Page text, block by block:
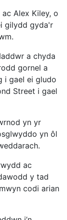
Alex Kiley, o
gilydd gyda'r
a chyda
gornel a
i gael ei gludo
Street i gael
yn yr
yn ôl
ac
y tad
codi arian